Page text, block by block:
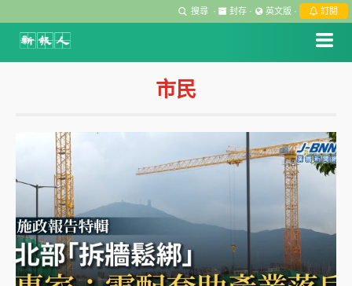
搜尋 · 封存 · 英文版 · 訂閱
市民